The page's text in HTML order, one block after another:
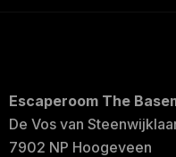
Escaperoom The
De Vos van
7902 NP Hoogeveen